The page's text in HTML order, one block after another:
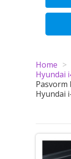
Home >
Hyundai
Hyundai